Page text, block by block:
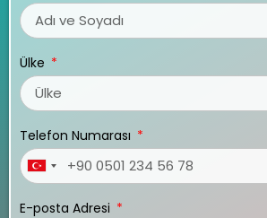
Ülke
Telefon Numarası
Turkey
E-posta Adresi